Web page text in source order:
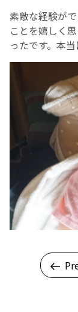
素敵な経験が
ことを嬉しく
ったです。本